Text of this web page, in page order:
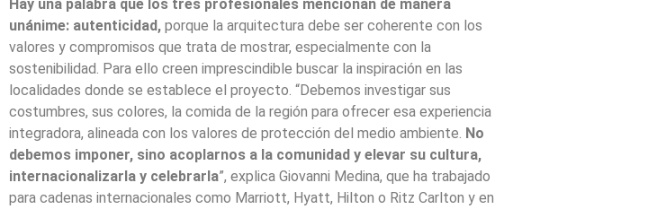
Hay una palabra que los tres profesionales mencionan de manera
unánime: autenticidad, porque la arquitectura debe ser coherente con los
valores y compromisos que trata de mostrar, especialmente con la
sostenibilidad. Para ello creen imprescindible buscar la inspiración en las
localidades donde se establece el proyecto. “Debemos investigar sus
costumbres, sus colores, la comida de la región para ofrecer esa experiencia
integradora, alineada con los valores de protección del medio ambiente. No
debemos imponer, sino acoplarnos a la comunidad y elevar su cultura,
internacionalizarla y celebrarla”, explica Giovanni Medina, que ha trabajado
para cadenas internacionales como Marriott, Hyatt, Hilton o Ritz Carlton y en